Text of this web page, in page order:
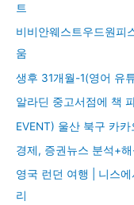
트
비비안웨스트우드원피
움
생후 31개월-1(영어 유
알라딘 중고서점에 책
EVENT) 울산 북구 카
경제, 증권뉴스 분석+해
영국 런던 여행 | 니스
리